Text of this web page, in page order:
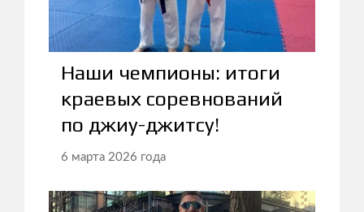
Наши чемпионы: итоги
краевых соревнований
по джиу-джитсу!
6 марта 2026 года